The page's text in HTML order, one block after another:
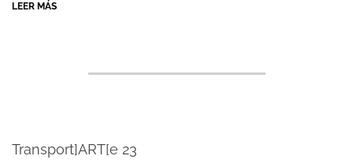
LEER MÁS
Transport]ART[e 23